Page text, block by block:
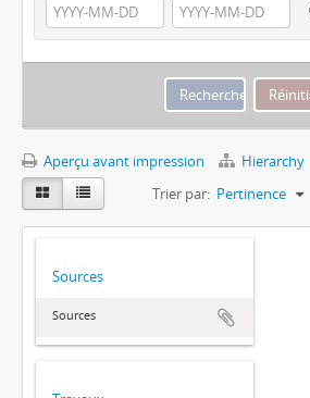
Aperçu avant impression Hierarchy
Trier par: Pertinence
Sources
Sources